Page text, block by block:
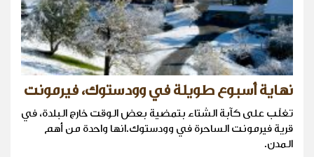
نهاية أسبوع طويلة في وودستوك، فيرمونت
تغلّب على كآبة الشتاء بتمضية بعض الوقت خارج البلدة، في
قرية فيرمونت الساحرة في وودستوك.انها واحدة من أهم
المدن.